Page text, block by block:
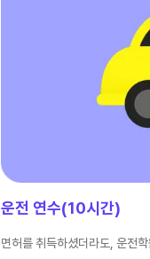
운전 연수(10시간)
면허를 취득하셨더라도, 운전